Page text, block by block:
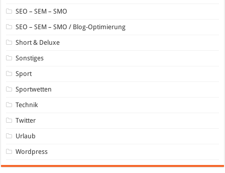
SEO – SEM – SMO
SEO – SEM – SMO / Blog-Optimierung
Short & Deluxe
Sonstiges
Sport
Sportwetten
Technik
Twitter
Urlaub
Wordpress